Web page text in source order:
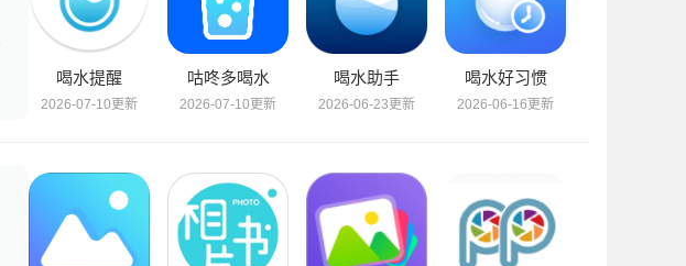
喝水提醒
2026-07-10更新
咕咚多喝水
2026-07-10更新
喝水助手
2026-06-23更新
喝水好习惯
2026-06-16更新